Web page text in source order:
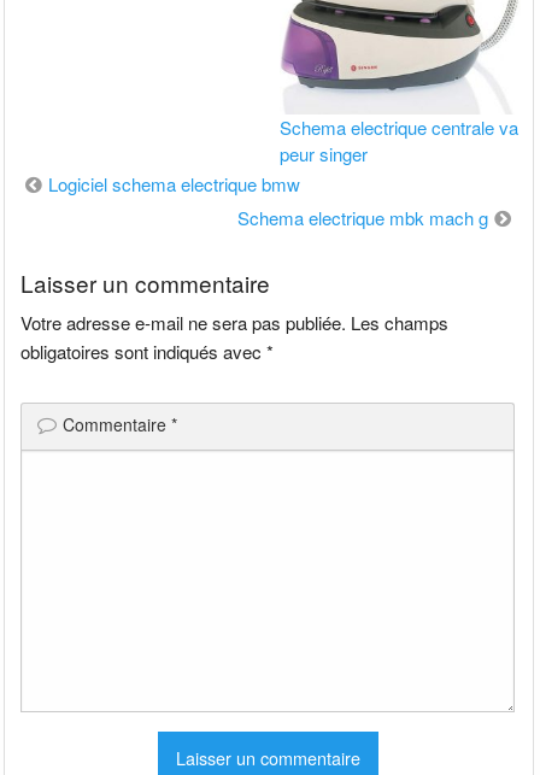
Schema electrique centrale va
peur singer
Navigation
Logiciel schema electrique bmw
Schema electrique mbk mach g
Laisser un commentaire
Votre adresse e-mail ne sera pas publiée. Les champs
obligatoires sont indiqués avec*
Commentaire*